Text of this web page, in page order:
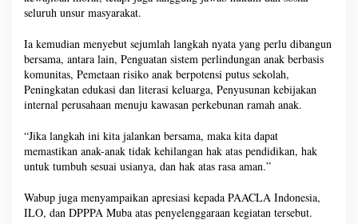
seluruh unsur masyarakat.
Ia kemudian menyebut sejumlah langkah nyata yang perlu dibangun
bersama, antara lain, Penguatan sistem perlindungan anak berbasis
komunitas, Pemetaan risiko anak berpotensi putus sekolah,
Peningkatan edukasi dan literasi keluarga, Penyusunan kebijakan
internal perusahaan menuju kawasan perkebunan ramah anak.
“Jika langkah ini kita jalankan bersama, maka kita dapat
memastikan anak-anak tidak kehilangan hak atas pendidikan, hak
untuk tumbuh sesuai usianya, dan hak atas rasa aman.”
Wabup juga menyampaikan apresiasi kepada PAACLA Indonesia,
ILO, dan DPPPA Muba atas penyelenggaraan kegiatan tersebut.